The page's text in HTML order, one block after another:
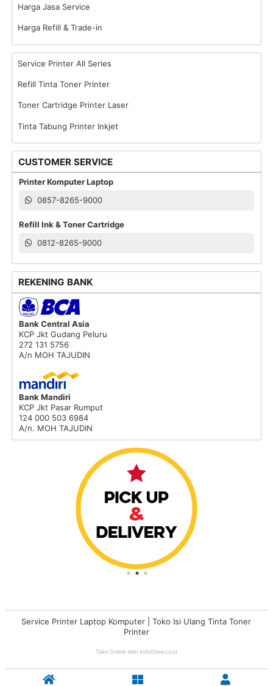
Harga Jasa Service
Harga Refill & Trade-in
Service Printer All Series
Refill Tinta Toner Printer
Toner Cartridge Printer Laser
Tinta Tabung Printer Inkjet
CUSTOMER SERVICE
Printer Komputer Laptop
0857-8265-9000
Refill Ink & Toner Cartridge
0812-8265-9000
REKENING BANK
Bank Central Asia
KCP Jkt Gudang Peluru
272 131 5756
A/n MOH TAJUDIN
Bank Mandiri
KCP Jkt Pasar Rumput
124 000 503 6984
A/n. MOH TAJUDIN
Service Printer Laptop Komputer | Toko Isi Ulang Tinta Toner
Printer
Toko Online oleh IndoStore.co.id